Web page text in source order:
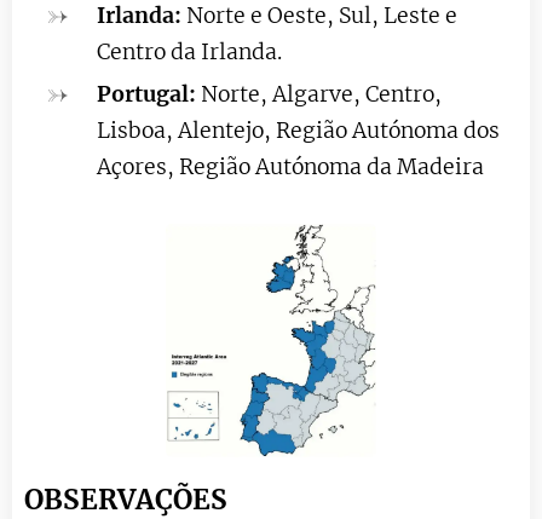
Irlanda: Norte e Oeste, Sul, Leste e
Centro da Irlanda.
Portugal: Norte, Algarve, Centro,
Lisboa, Alentejo, Região Autónoma dos
Açores, Região Autónoma da Madeira
OBSERVAÇÕES